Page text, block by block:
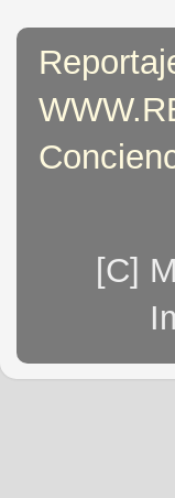
[C]